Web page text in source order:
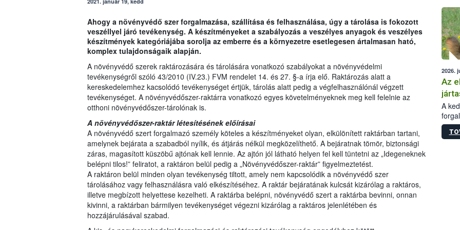
Ahogy a növényvédő szer forgalmazása, szállítása és felhasználása, úgy a tárolása is fokozott
veszéllyel járó tevékenység. A készítményeket a szabályozás a veszélyes anyagok és veszélyes
készítmények kategóriájába sorolja az emberre és a környezetre esetlegesen ártalmasan ható,
komplex tulajdonságaik alapján.
A növényvédő szerek raktározására és tárolására vonatkozó szabályokat a növényvédelmi
tevékenységről szóló 43/2010 (IV.23.) FVM rendelet 14. és 27. §-a írja elő. Raktározás alatt a
kereskedelemhez kacsolódó tevékenységet értjük, tárolás alatt pedig a végfelhasználónál végzett
tevékenységet. A növényvédőszer-raktárra vonatkozó egyes követelményeknek meg kell felelnie az
otthoni növényvédőszer-tárolónak is.
A növényvédőszer-raktár létesítésének előírásai
A növényvédő szert forgalmazó személy köteles a készítményeket olyan, elkülönített raktárban tartani,
amelynek bejárata a szabadból nyílik, és átjárás nélkül megközelíthető. A bejáratnak tömör, biztonsági
záras, magasított küszöbű ajtónak kell lennie. Az ajtón jól látható helyen fel kell tüntetni az „Idegeneknek
belépni tilos!” feliratot, a raktáron belül pedig a „Növényvédőszer-raktár” figyelmeztetést.
A raktáron belül minden olyan tevékenység tiltott, amely nem kapcsolódik a növényvédő szer
tárolásához vagy felhasználásra való elkészítéséhez. A raktár bejáratának kulcsát kizárólag a raktáros,
illetve megbízott helyettese kezelheti. A raktárba belépni, növényvédő szert a raktárba bevinni, onnan
kivinni, a raktárban bármilyen tevékenységet végezni kizárólag a raktáros jelenlétében és
hozzájárulásával szabad.
2026.
Az
A